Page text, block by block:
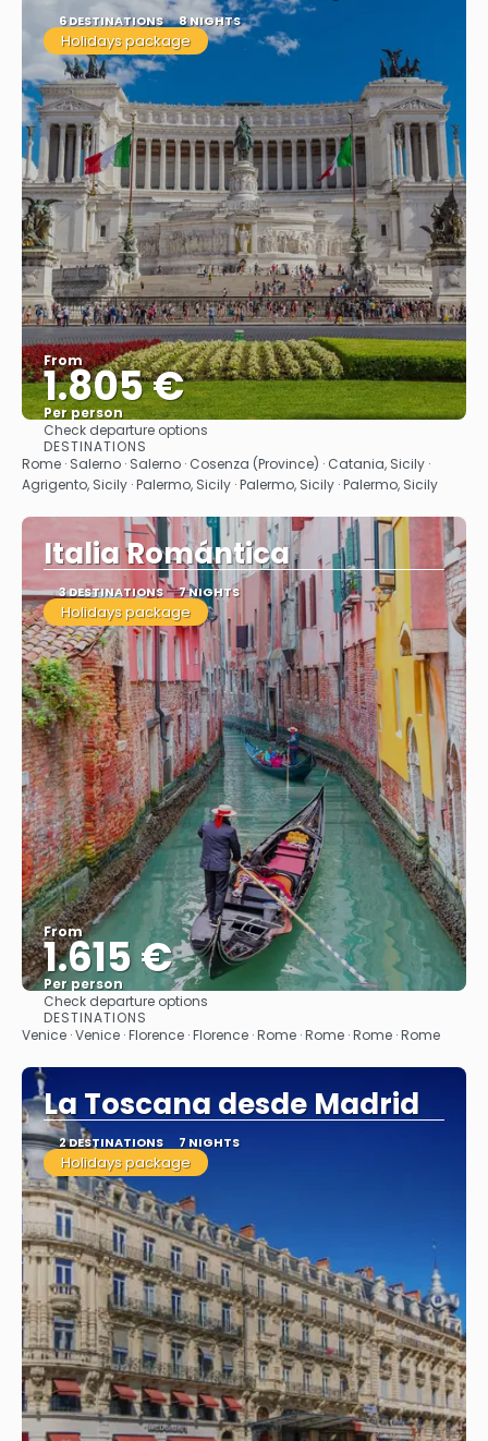
6 DESTINATIONS 8 NIGHTS
Holidays package
From
1.805 €
Per person
Check departure options
DESTINATIONS
Rome · Salerno · Salerno · Cosenza (Province) · Catania, Sicily ·
Agrigento, Sicily · Palermo, Sicily · Palermo, Sicily · Palermo, Sicily
Italia Romántica
3 DESTINATIONS 7 NIGHTS
Holidays package
From
1.615 €
Per person
Check departure options
DESTINATIONS
Venice · Venice · Florence · Florence · Rome · Rome · Rome · Rome
La Toscana desde Madrid
2 DESTINATIONS 7 NIGHTS
Holidays package